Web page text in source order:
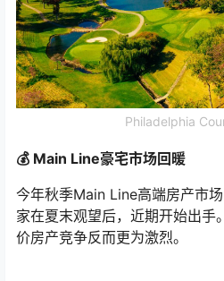
Philadelphia
💰 Main Line豪宅市场回暖
今年秋季Main Line高端房产市
家在夏末观望后，近期开始出手
价房产竞争反而更为激烈。